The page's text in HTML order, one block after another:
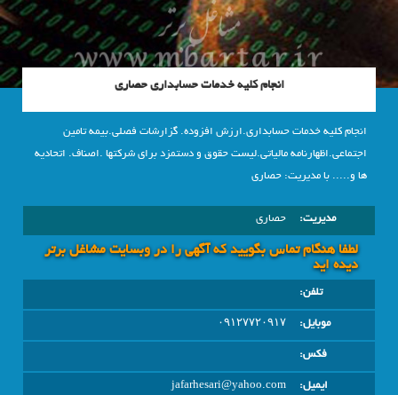
انجام کلیه خدمات حسابداری حصاری
انجام کلیه خدمات حسابداری.ارزش افزوده. گزارشات فصلی.بیمه تامین
اجتماعی.اظهارنامه مالیاتی.لیست حقوق و دستمزد برای شرکتها .اصناف. اتحادیه
ها و..... با مدیریت: حصاری
مدیریت: حصاری
لطفا هنگام تماس بگویید که آگهی را در وبسايت مشاغل برتر
دیده اید
تلفن:
موبایل:
۰۹۱۲۷۷۲۰۹۱۷
فکس:
ایمیل:
jafarhesari@yahoo.com